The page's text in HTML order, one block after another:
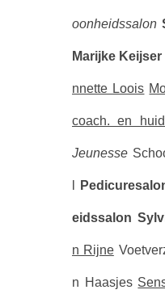
oonheidssalon
Marijke Keijser
nnette Loois
coach. en
Jeunesse
eidssalon
n Rijne
n Haasjes